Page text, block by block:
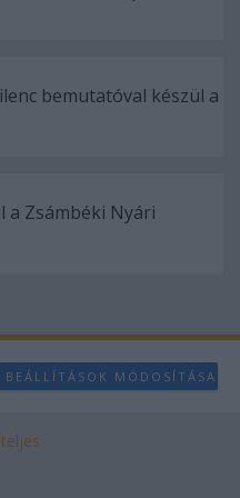
bemutatóval készül a
a Zsámbéki Nyári
BEÁLLÍTÁSOK MÓDOSÍTÁSA
teljes